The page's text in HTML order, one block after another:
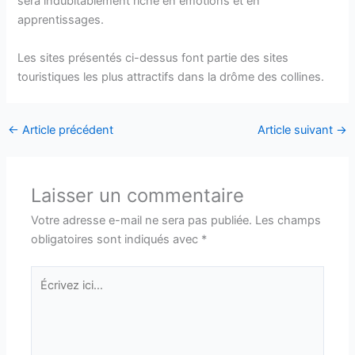
apprentissages.
Les sites présentés ci-dessus font partie des sites
touristiques les plus attractifs dans la drôme des collines.
← Article précédent Article suivant →
Laisser un commentaire
Votre adresse e-mail ne sera pas publiée. Les champs
obligatoires sont indiqués avec *
Écrivez
ici…